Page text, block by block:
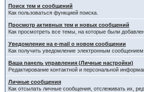
Поиск тем и сообщений
Как пользоваться функцией поиска.
Просмотр активных тем и новых сообщений
Как просмотреть все темы, на которые были
Уведомление на е-mail о новом сообщении
Как получить уведомление электронным
Ваша панель управления (Личные настройки)
Редактирование контактной и персональной
Личные сообщения
Как отсылать личные сообщения, отслеживать их,